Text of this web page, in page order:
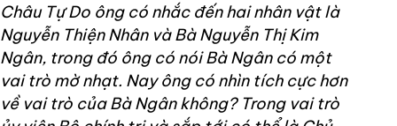
Châu Tự Do ông có nhắc đến hai nhân vật là
Nguyễn Thiện Nhân và Bà Nguyễn Thị Kim
Ngân, trong đó ông có nói Bà Ngân có một
vai trò mờ nhạt. Nay ông có nhìn tích cực hơn
về vai trò của Bà Ngân không? Trong vai trò